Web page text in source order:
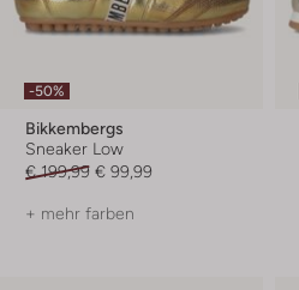
-50%
Bikkembergs
Sneaker Low
€ 199,99 € 99,99
+ mehr farben